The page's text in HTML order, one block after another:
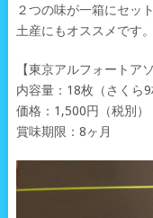
２つの味が一箱にセッ
土産にもオススメです。
【東京アルフォートア
内容量：18枚（さくら9
価格：1,500円（税別）
賞味期限：8ヶ月